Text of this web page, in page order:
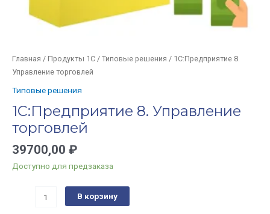
Главная / Продукты 1С / Типовые решения / 1С:Предприятие 8.
Управление торговлей
Типовые решения
1С:Предприятие 8. Управление
торговлей
39700,00 ₽
Доступно для предзаказа
В корзину